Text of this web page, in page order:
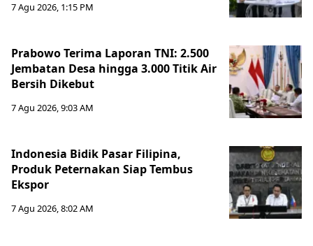
7 Agu 2026, 1:15 PM
Prabowo Terima Laporan TNI: 2.500
Jembatan Desa hingga 3.000 Titik Air
Bersih Dikebut
7 Agu 2026, 9:03 AM
Indonesia Bidik Pasar Filipina,
Produk Peternakan Siap Tembus
Ekspor
7 Agu 2026, 8:02 AM